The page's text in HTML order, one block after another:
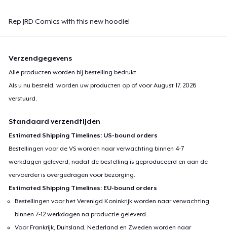
Rep JRD Comics with this new hoodie!
Verzendgegevens
Alle producten worden bij bestelling bedrukt.
Als u nu besteld, worden uw producten op of voorAugust 17, 2026
verstuurd.
Standaard verzendtijden
Estimated Shipping Timelines: US-bound orders
Bestellingen voor de VS worden naar verwachting binnen 4-7
werkdagen geleverd, nadat de bestelling is geproduceerd en aan de
vervoerder is overgedragen voor bezorging.
Estimated Shipping Timelines: EU-bound orders
Bestellingen voor het Verenigd Koninkrijk worden naar verwachting
binnen 7-12 werkdagen na productie geleverd.
Voor Frankrijk, Duitsland, Nederland en Zweden worden naar